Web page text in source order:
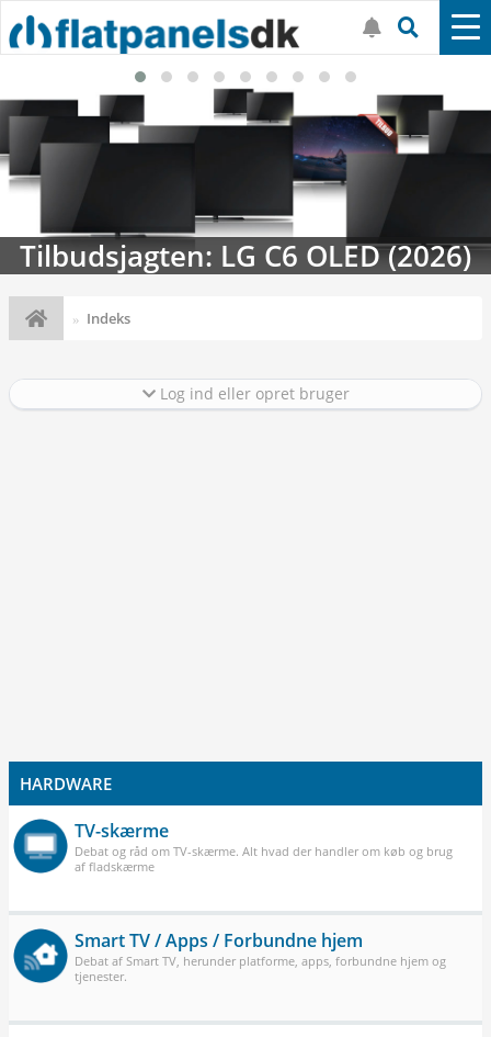
Tilbudsjagten: LG C6 OLED (2026)
Indeks
Log ind eller opret bruger
HARDWARE
TV-skærme
Debat og råd om TV-skærme. Alt hvad der handler om køb og brug
af fladskærme
Smart TV / Apps / Forbundne hjem
Debat af Smart TV, herunder platforme, apps, forbundne hjem og
tjenester.